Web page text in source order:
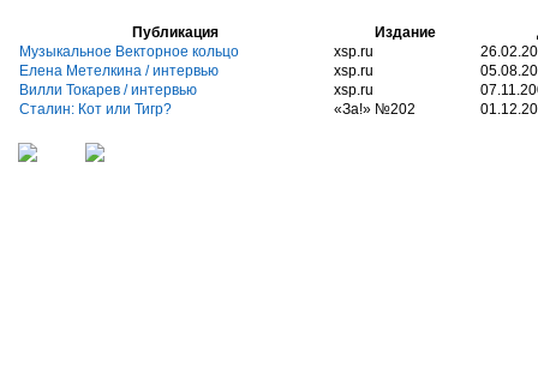
Публикация Издание
Музыкальное Векторное кольцо
xsp.ru
Елена Метелкина / интервью
xsp.ru
Вилли Токарев / интервью
xsp.ru
Сталин: Кот или Тигр?
«За!» №202